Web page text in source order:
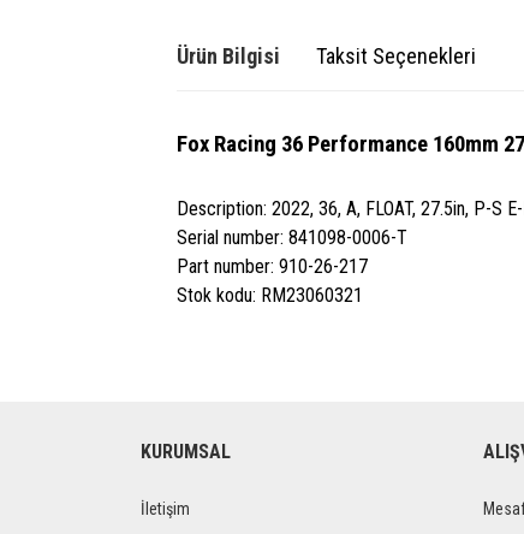
Ürün Bilgisi Taksit Seçenekleri
Fox Racing 36 Performance 160mm
Description: 2022, 36, A, FLOAT, 27.5in, P-S
Serial number: 841098-0006-T
Part number: 910-26-217
Stok kodu: RM23060321
KURUMSAL
İletişim